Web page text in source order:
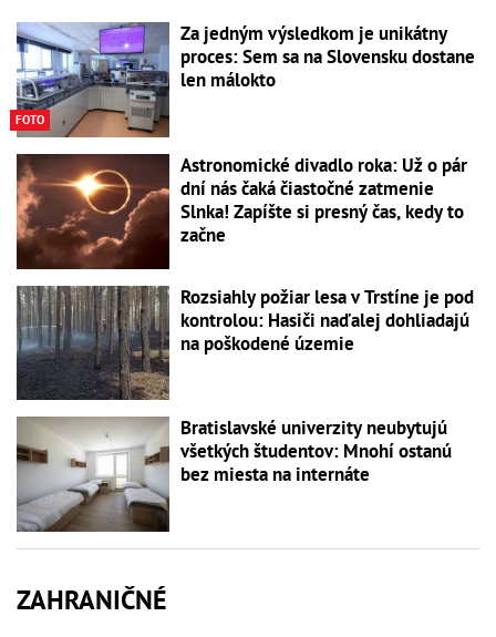
FOTO
Za jedným výsledkom je unikátny
proces: Sem sa na Slovensku dostane
len málokto
Astronomické divadlo roka: Už o pár
dní nás čaká čiastočné zatmenie
Slnka! Zapíšte si presný čas, kedy to
začne
Rozsiahly požiar lesa v Trstíne je pod
kontrolou: Hasiči naďalej dohliadajú
na poškodené územie
Bratislavské univerzity neubytujú
všetkých študentov: Mnohí ostanú
bez miesta na internáte
ZAHRANIČNÉ